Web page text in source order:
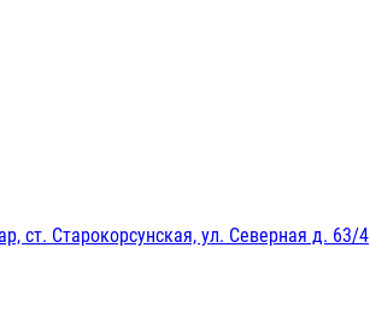
ст. Старокорсунская, ул. Северная д. 63/4